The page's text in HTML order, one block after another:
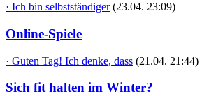
· Ich bin selbstständiger (23.04. 23:09)
Online-Spiele
· Guten Tag! Ich denke, dass (21.04. 21:44)
Sich fit halten im Winter?